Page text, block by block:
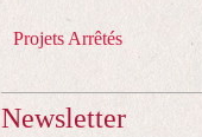
Projets Arrêtés
Newsletter